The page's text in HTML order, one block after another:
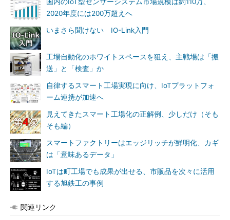
2020年度には200万超えへ
いまさら聞けない IO-Link入門
工場自動化のホワイトスペースを狙え、主戦場は「搬
送」と「検査」か
自律するスマート工場実現に向け、IoTプラットフォ
ーム連携が加速へ
見えてきたスマート工場化の正解例、少しだけ（そも
そも編）
スマートファクトリーはエッジリッチが鮮明化、カギ
は「意味あるデータ」
IoTは町工場でも成果が出せる、市販品を次々に活用
する旭鉄工の事例
関連リンク